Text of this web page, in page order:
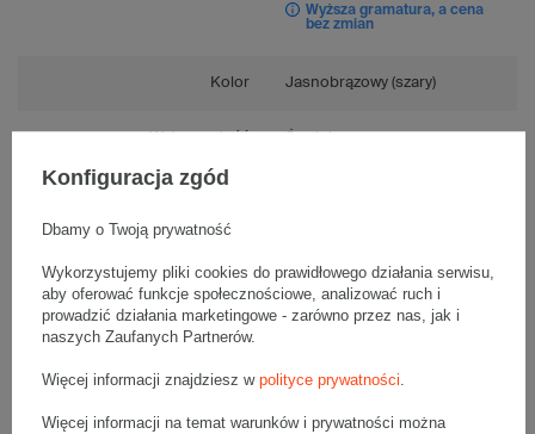
Wyższa gramatura, a cena
bez zmian
Kolor Jasnobrązowy (szary)
Tektura
Składanie Ręczne
Opis produktu
Konfiguracja zgód
Dbamy o Twoją prywatność
Wykorzystujemy pliki cookies do prawidłowego działania serwisu,
aby oferować funkcje społecznościowe, analizować ruch i
prowadzić działania marketingowe - zarówno przez nas, jak i
naszych Zaufanych Partnerów.
Więcej informacji znajdziesz w polityce prywatności
Więcej informacji na temat warunków i prywatności można